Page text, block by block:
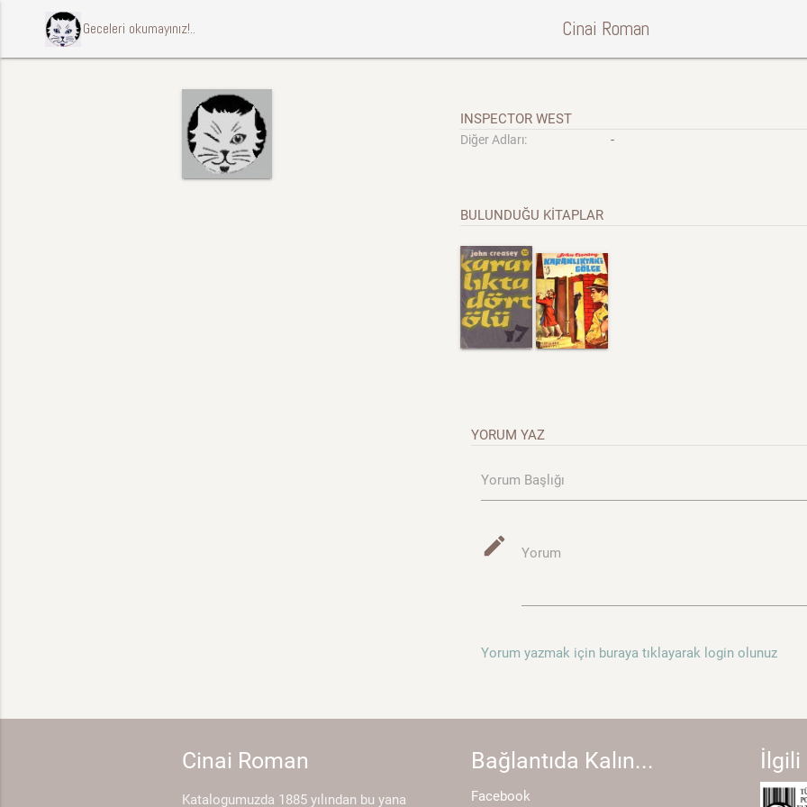
ccccci Geceleri okumayınız!.. Cinai Roman
INSPECTOR WEST
Diğer Adları: -
BULUNDUĞU KİTAPLAR
YORUM YAZ
Yorum Başlığı
mode_edit Yorum
Yorum yazmak için buraya tıklayarak login olunuz
Cinai Roman
Katalogumuzda 1885 yılından bu yana
Bağlantıda Kalın...
Facebook
İlgili